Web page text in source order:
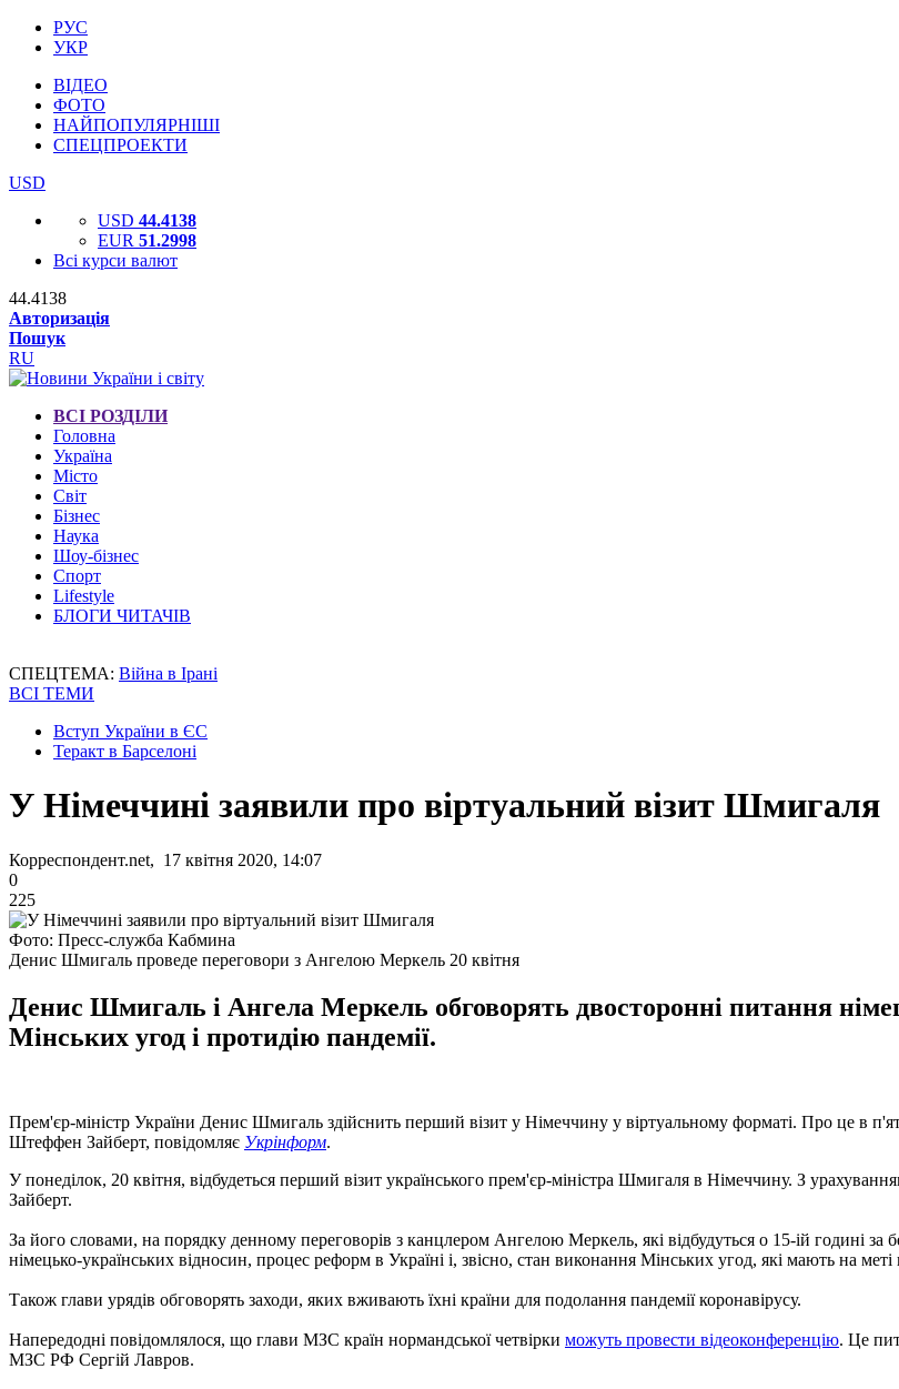
РУС
УКР
ВІДЕО
ФОТО
НАЙПОПУЛЯРНІШІ
СПЕЦПРОЕКТИ
USD
USD 44.4138
EUR 51.2998
Всі курси валют
44.4138
Авторизація
Пошук
RU
ВСІ РОЗДІЛИ
Головна
Україна
Місто
Світ
Бізнес
Наука
Шоу-бізнес
Спорт
Lifestyle
БЛОГИ ЧИТАЧІВ
СПЕЦТЕМА: Війна в Ірані
ВСІ ТЕМИ
Вступ України в ЄС
Теракт в Барселоні
У Німеччині заявили про віртуальний візит Шмигаля
Корреспондент.net, 17 квітня 2020, 14:07
0
225
Фото: Пресс-служба Кабмина
Денис Шмигаль проведе переговори з Ангелою Меркель 20 квітня
Денис Шмигаль і Ангела Меркель обговорять двосторонні питання
Мінських угод і протидію пандемії.
Прем'єр-міністр України Денис Шмигаль здійснить перший візит у Німеччину у віртуальному форматі. Про це в
Штеффен Зайберт, повідомляє Укрінформ.
У понеділок, 20 квітня, відбудеться перший візит українського прем'єр-міністра Шмигаля в Німеччину. З
Зайберт.
За його словами, на порядку денному переговорів з канцлером Ангелою Меркель, які відбудуться о 15-ій годині за
німецько-українських відносин, процес реформ в Україні і, звісно, стан виконання Мінських угод, які мають на
Також глави урядів обговорять заходи, яких вживають їхні країни для подолання пандемії коронавірусу.
Напередодні повідомлялося, що глави МЗС країн нормандської четвірки можуть провести відеоконференцію. Це
МЗС РФ Сергій Лавров.